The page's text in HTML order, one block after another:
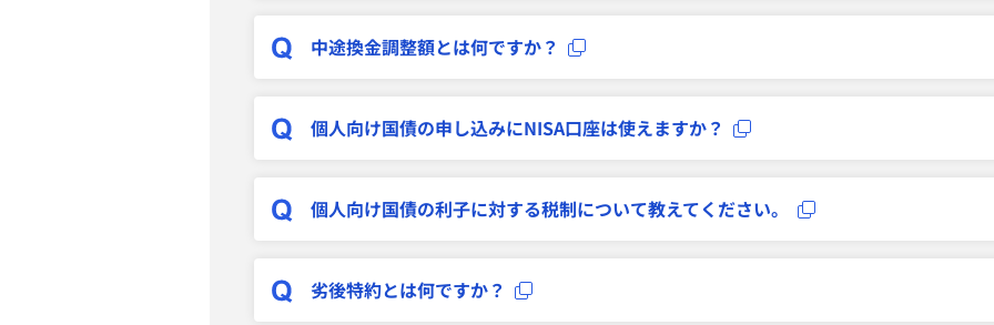
中途換金調整額とは何ですか？
個人向け国債の申し込みにNISA口座は使えますか？
個人向け国債の利子に対する税制について教えてください。
劣後特約とは何ですか？